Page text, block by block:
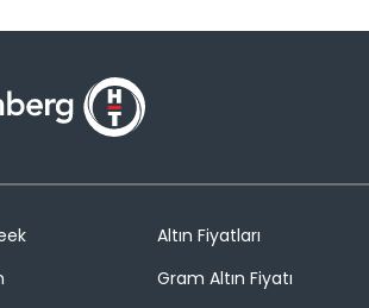
Altın Fiyatları
Gram Altın Fiyatı